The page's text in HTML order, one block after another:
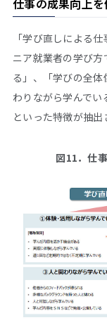
仕事の成果向上
「学び直しによる
ニア就業者の学び
る」、「学びの全
わりながら学んでい
といった特徴が抽出
図11．仕